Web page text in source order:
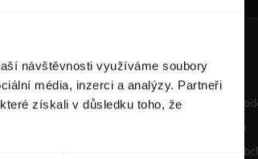
návštěvnosti využíváme soubory
média, inzerci a analýzy. Partneři
získali v důsledku toho, že
Kontaktujte nás
Kontaktujte prodejní
Kontaktovat podporu
Podpora webového